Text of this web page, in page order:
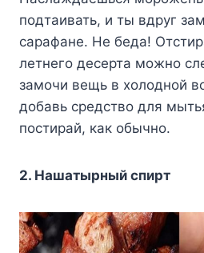
подтаивать, и ты вдруг
сарафане. Не беда!
летнего десерта можно
замочи вещь в холодной
добавь средство для
постирай, как обычно.
2. Нашатырный спирт